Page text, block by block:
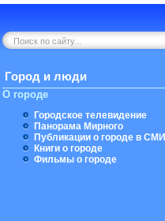
Город и люди
О городе
Городское телевидение
Панорама Мирного
Публикации о городе в СМИ
Книги о городе
Фильмы о городе